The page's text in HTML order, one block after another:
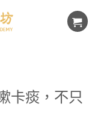
卡痰，不只